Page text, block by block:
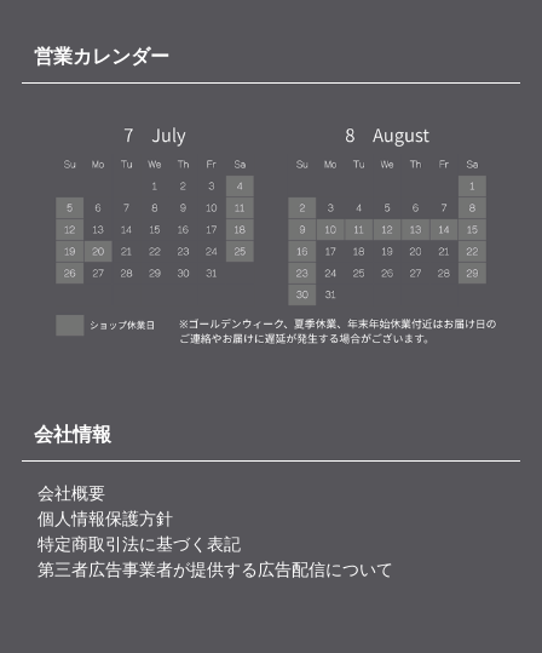
営業カレンダー
会社情報
会社概要
個人情報保護方針
特定商取引法に基づく表記
第三者広告事業者が提供する広告配信について